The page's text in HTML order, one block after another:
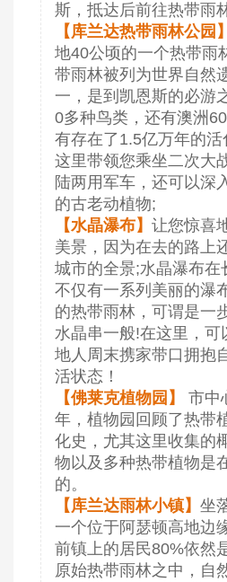
斯，抵达后前往热带雨
【库兰达热带雨林公园】
地40公顷的一个热带雨
带雨林被列为世界自然
一，是到凯恩斯的必游
0多种鸟类，还有澳洲
有存在了1.5亿万年的
这里带领您乘坐二次大
陆两用军车，还可以深
的古老动植物;
【水晶瀑布】 让您惊喜
美景，因为在去的路上
城市的全景;水晶瀑布在
不仅有一系列美丽的瀑
的热带雨林，可谓是一
水晶串一般!在这里，可
地人周末携家带口拥抱
活状态！
【佛莱克植物园】 市中
年，植物园回顾了热带
化史，尤其这里收集的
物以及多种热带植物是
的。
【库兰达雨林小镇】 坐
一个位于阿瑟顿高地边
前镇上的居民80%依然
原始热带雨林之中，自